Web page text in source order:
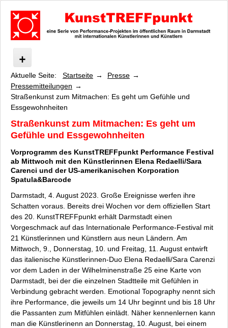
KunstTREFFpunkt
Was ist KunstTREFFpunkt?
Pressebilder
Pressemitteilungen
Zentrum für Performance Studien (ZPS)
Datenschutz
Impressum / Kontakt
Aktuelle Seite: Startseite
Presse
Pressemitteilungen
Straßenkunst zum Mitmachen: Es geht um Gefühle und
Essgewohnheiten
Straßenkunst zum Mitmachen: Es geht um
Gefühle und Essgewohnheiten
Vorprogramm des KunstTREFFpunkt Performance Festival
ab Mittwoch mit den Künstlerinnen Elena Redaelli/Sara
Carenci und der US-amerikanischen Korporation
Spatula&Barcode
Darmstadt, 4. August 2023. Große Ereignisse werfen ihre
Schatten voraus. Bereits drei Wochen vor dem offiziellen Start
des 20. KunstTREFFpunkt erhält Darmstadt einen
Vorgeschmack auf das Internationale Performance-Festival mit
21 Künstlerinnen und Künstlern aus neun Ländern. Am
Mittwoch, 9., Donnerstag, 10. und Freitag, 11. August entwirft
das italienische Künstlerinnen-Duo Elena Redaelli/Sara Carenzi
vor dem Laden in der Wilhelminenstraße 25 eine Karte von
Darmstadt, bei der die einzelnen Stadtteile mit Gefühlen in
Verbindung gebracht werden. Emotional Topography nennt sich
ihre Performance, die jeweils um 14 Uhr beginnt und bis 18 Uhr
die Passanten zum Mitfühlen einlädt. Näher kennenlernen kann
man die Künstlerinenn an Donnerstag, 10. August, bei einem